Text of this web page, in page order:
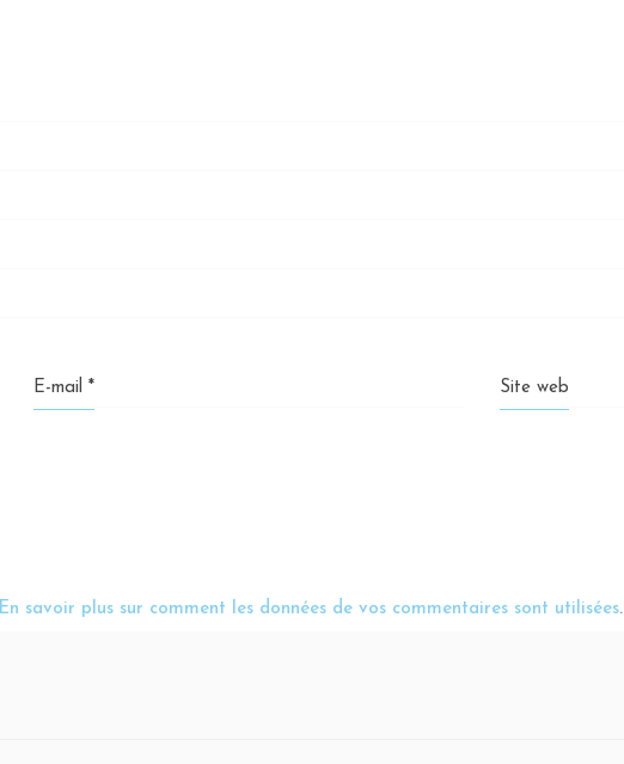
E-mail * Site web
En savoir plus sur comment les données de vos commentaires sont utilisées.